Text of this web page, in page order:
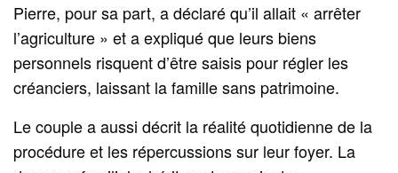
Pierre, pour sa part, a déclaré qu’il allait « arrêter
l’agriculture » et a expliqué que leurs biens
personnels risquent d’être saisis pour régler les
créanciers, laissant la famille sans patrimoine.
Le couple a aussi décrit la réalité quotidienne de la
procédure et les répercussions sur leur foyer. La